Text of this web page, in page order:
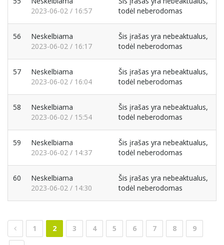
2023-06-02 / 16:57
todėl neberodomas
56
Neskelbiama
2023-06-02 / 16:17
Šis įrašas yra nebeaktualus,
todėl neberodomas
57
Neskelbiama
2023-06-02 / 16:04
Šis įrašas yra nebeaktualus,
todėl neberodomas
58
Neskelbiama
2023-06-02 / 15:54
Šis įrašas yra nebeaktualus,
todėl neberodomas
59
Neskelbiama
2023-06-02 / 14:37
Šis įrašas yra nebeaktualus,
todėl neberodomas
60
Neskelbiama
2023-06-02 / 14:30
Šis įrašas yra nebeaktualus,
todėl neberodomas
1 2 3 4 5 6 7 8 9